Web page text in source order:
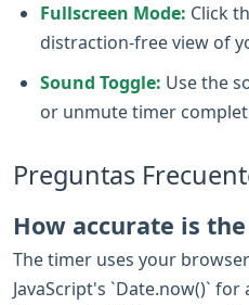
Fullscreen Mode: Click
distraction-free view of
Sound Toggle: Use the
or unmute timer
Preguntas
How accurate is
The timer uses your
JavaScript's `Date.now()`